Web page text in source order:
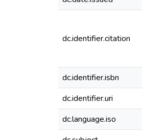
dc.identifier.citation
dc.identifier.isbn
dc.identifier.uri
dc.language.iso